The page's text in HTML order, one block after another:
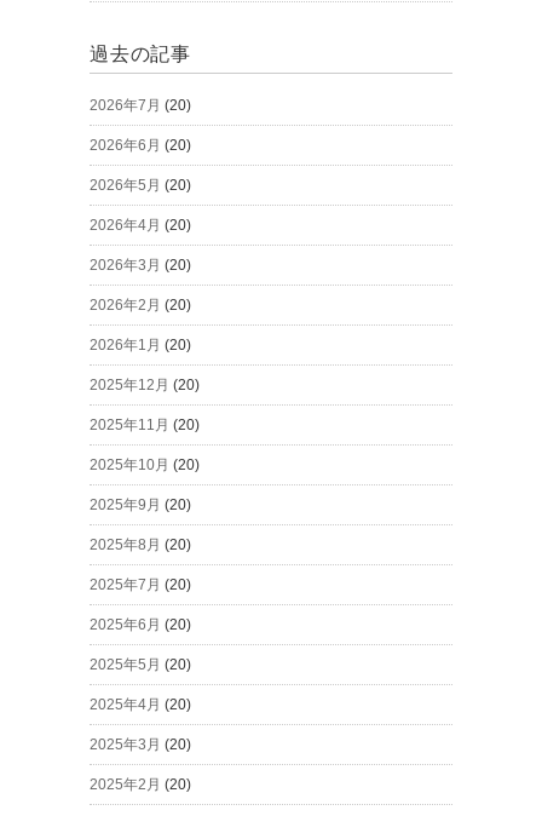
過去の記事
2026年7月 (20)
2026年6月 (20)
2026年5月 (20)
2026年4月 (20)
2026年3月 (20)
2026年2月 (20)
2026年1月 (20)
2025年12月 (20)
2025年11月 (20)
2025年10月 (20)
2025年9月 (20)
2025年8月 (20)
2025年7月 (20)
2025年6月 (20)
2025年5月 (20)
2025年4月 (20)
2025年3月 (20)
2025年2月 (20)